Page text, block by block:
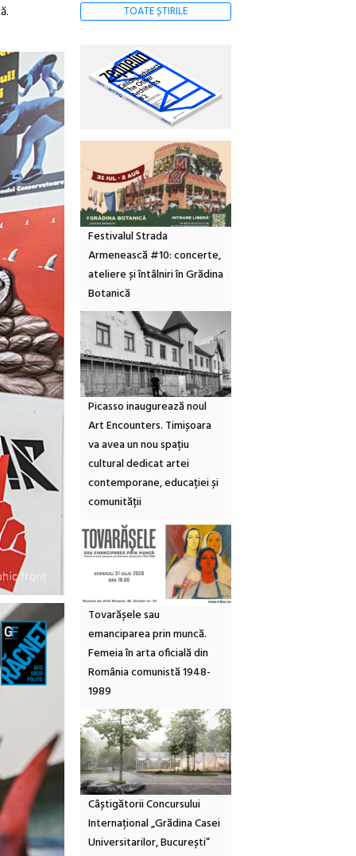
TOATE ȘTIRILE
Festivalul Strada
Armenească #10: concerte,
ateliere și întâlniri în Grădina
Botanică
Picasso inaugurează noul
Art Encounters. Timișoara
va avea un nou spațiu
cultural dedicat artei
contemporane, educației și
comunității
Tovarășele sau
emanciparea prin muncă.
Femeia în arta oficială din
România comunistă 1948-
1989
Câștigătorii Concursului
Internațional „Grădina Casei
Universitarilor, București”